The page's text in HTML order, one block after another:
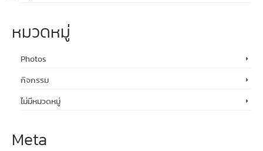
หมวดหมู่
Photos
กิจกรรม
ไม่มีหมวดหมู่
Meta